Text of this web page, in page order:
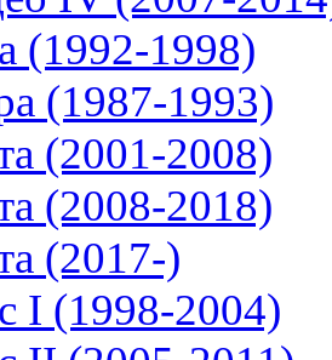
(1992-1998)
(1987-1993)
(2001-2008)
(2008-2018)
(2017-)
I (1998-2004)